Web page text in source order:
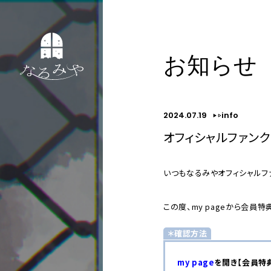
お知らせ
2024.07.19 info
オフィシャルファ
いつもなるみやオフィシャル
この度、my pageから会員特
＊確認方法
my pageを開き【会員